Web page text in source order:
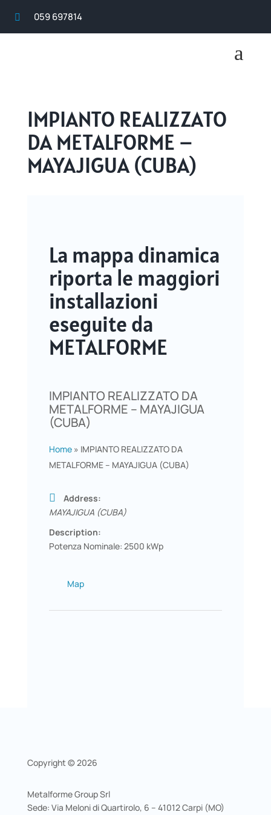
 059 697814
a
IMPIANTO REALIZZATO
DA METALFORME –
MAYAJIGUA (CUBA)
La mappa dinamica
riporta le maggiori
installazioni
eseguite da
METALFORME
IMPIANTO REALIZZATO DA
METALFORME – MAYAJIGUA
(CUBA)
Home» IMPIANTO REALIZZATO DA
METALFORME – MAYAJIGUA (CUBA)
Address:
MAYAJIGUA (CUBA)
Description:
Potenza Nominale: 2500 kWp
Map
Copyright © 2026
Metalforme Group Srl
Sede: Via Meloni di Quartirolo, 6 – 41012 Carpi (MO)